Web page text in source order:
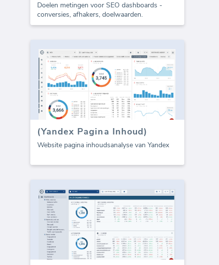
Doelen metingen voor SEO dashboards -
conversies, afhakers, doelwaarden.
(Yandex Pagina Inhoud)
Website pagina inhoudsanalyse van Yandex